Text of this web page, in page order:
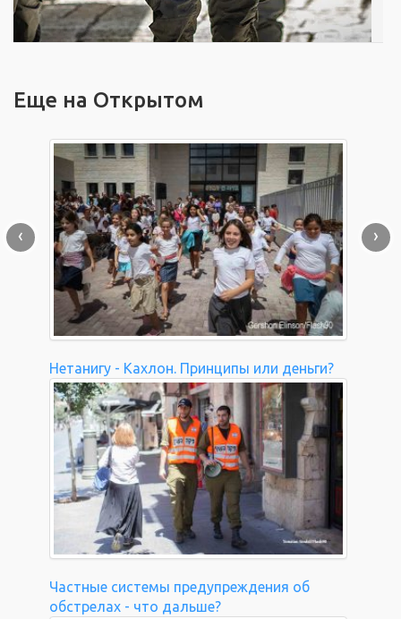
Еще на Открытом
Нетанигу - Кахлон. Принципы или деньги?
Частные системы предупреждения об
обстрелах - что дальше?
‹ ›